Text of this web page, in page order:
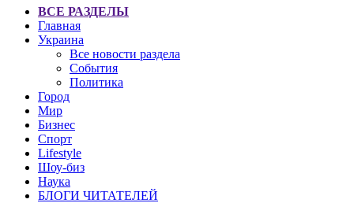
ВСЕ РАЗДЕЛЫ
Главная
Украина
Все новости раздела
События
Политика
Город
Мир
Бизнес
Спорт
Lifestyle
Шоу-биз
Наука
БЛОГИ ЧИТАТЕЛЕЙ